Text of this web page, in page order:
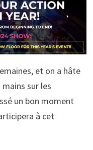
et on a hâte
sur les
un bon moment
à cet